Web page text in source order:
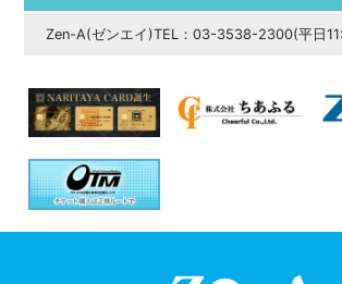
Zen-A(ゼンエイ)TEL：03-3538-2300(平日